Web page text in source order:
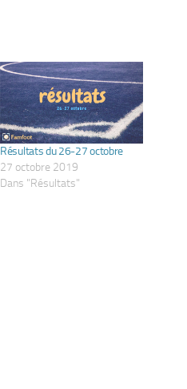
Résultats du 26-27 octobre
27 octobre 2019
Dans "Résultats"